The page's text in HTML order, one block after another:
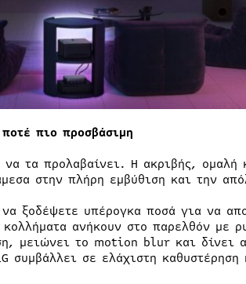
πιο προσβάσιμη
τα προλαβαίνει. Η ακριβής, ομαλή
στην πλήρη εμβύθιση και την
ξοδέψετε υπέρογκα ποσά για να
ανήκουν στο παρελθόν με
μειώνει το motion blur και δίνει
σε ελάχιστη καθυστέρηση